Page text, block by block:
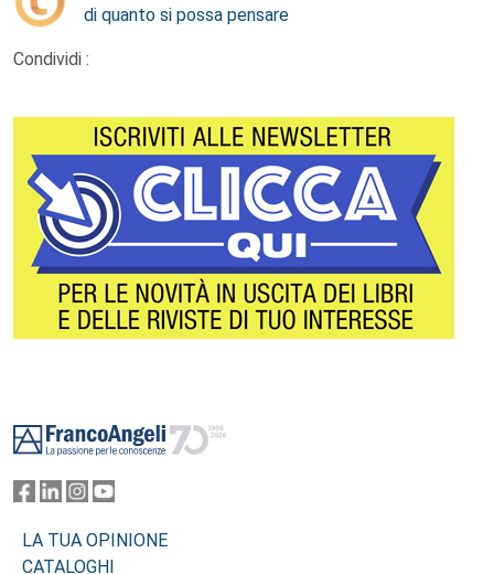
di quanto si possa pensare
Condividi :
LA TUA OPINIONE
CATALOGHI